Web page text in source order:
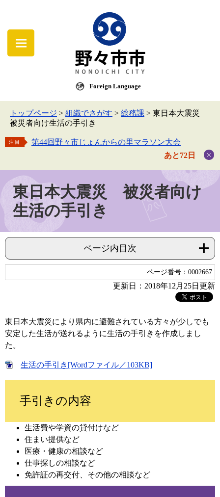
Foreign Language
トップページ > 組織でさがす > 総務課 > 東日本大震災
被災者向け生活の手引き
注目
第44回野々市じょんからの里マラソン大会
あと72日
東日本大震災 被災者向け
生活の手引き
ページ内目次
ページ番号：0002667
更新日：2018年12月25日更新
東日本大震災により県内に避難されている方々が少しでも
安定した生活が送れるように生活の手引きを作成しまし
た。
生活の手引き[Wordファイル／103KB]
手引きの内容
生活費や学資の貸付けなど
住まい提供など
医療・健康の相談など
仕事探しの相談など
免許証の再交付、その他の相談など